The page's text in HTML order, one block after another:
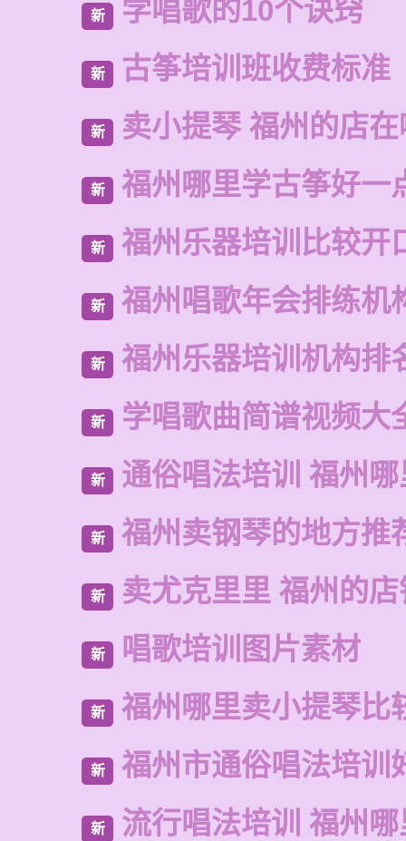
新 学唱歌的10个诀窍
新 古筝培训班收费标准
新 卖小提琴 福州的店
新 福州哪里学古筝好一
新 福州乐器培训比较开
新 福州唱歌年会排练机
新 福州乐器培训机构排
新 学唱歌曲简谱视频大
新 通俗唱法培训 福州
新 福州卖钢琴的地方推
新 卖尤克里里 福州的
新 唱歌培训图片素材
新 福州哪里卖小提琴比
新 福州市通俗唱法培训
新 流行唱法培训 福州